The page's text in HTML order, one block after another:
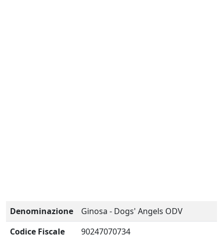
Denominazione
Ginosa - Dogs' Angels ODV
Codice Fiscale
90247070734